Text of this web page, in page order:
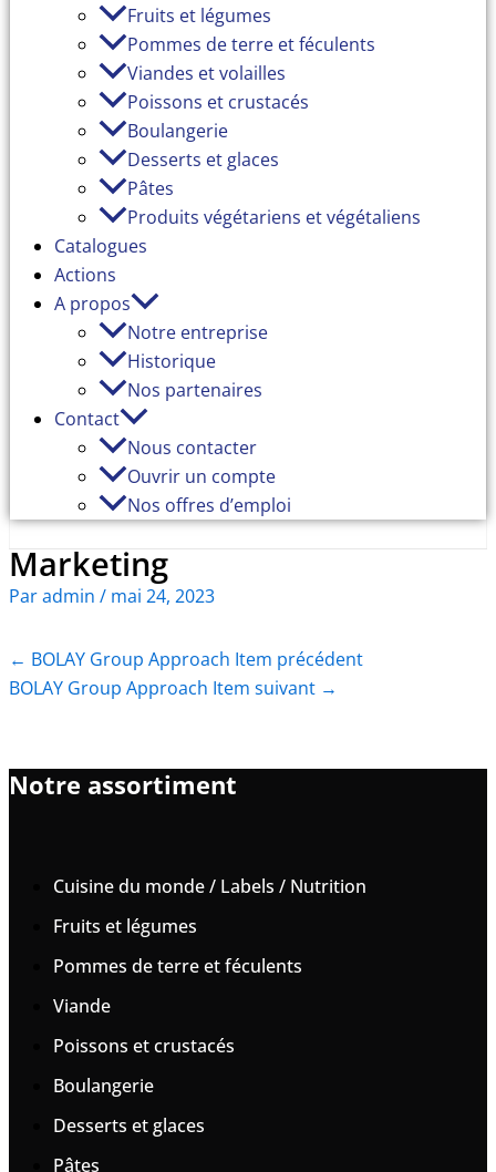
Fruits et légumes
Pommes de terre et féculents
Viandes et volailles
Poissons et crustacés
Boulangerie
Desserts et glaces
Pâtes
Produits végétariens et végétaliens
Catalogues
Actions
A propos
Notre entreprise
Historique
Nos partenaires
Contact
Nous contacter
Ouvrir un compte
Nos offres d’emploi
Marketing
Paradmin / mai 24, 2023
← BOLAY Group Approach Item précédent
BOLAY Group Approach Item suivant →
Notre assortiment
Cuisine du monde / Labels / Nutrition
Fruits et légumes
Pommes de terre et féculents
Viande
Poissons et crustacés
Boulangerie
Desserts et glaces
Pâtes